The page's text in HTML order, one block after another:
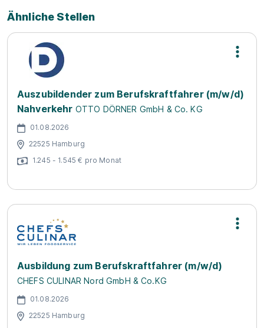
Ähnliche Stellen
Auszubildender zum Berufskraftfahrer (m/w/d)
Nahverkehr OTTO DÖRNER GmbH & Co. KG
01.08.2026
22525 Hamburg
1.245 - 1.545 € pro Monat
Ausbildung zum Berufskraftfahrer (m/w/d)
CHEFS CULINAR Nord GmbH & Co.KG
01.08.2026
22525 Hamburg